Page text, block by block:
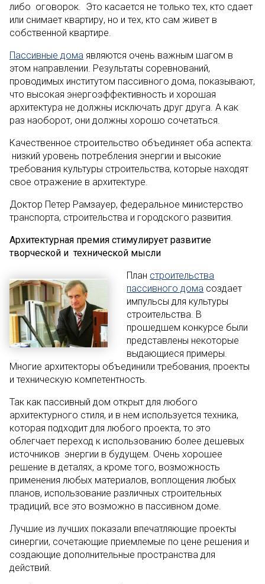
либо оговорок. Это касается не только тех, кто сдает
или снимает квартиру, но и тех, кто сам живет в
собственной квартире.
Пассивные дома являются очень важным шагом в
этом направлении. Результаты соревнований,
проводимых институтом пассивного дома, показывают,
что высокая энергоэффективность и хорошая
архитектура не должны исключать друг друга. А как
раз наоборот, они должны хорошо сочетаться.
Качественное строительство объединяет оба аспекта:
низкий уровень потребления энергии и высокие
требования культуры строительства, которые находят
свое отражение в архитектуре.
Доктор Петер Рамзауер, федеральное министерство
транспорта, строительства и городского развития.
Архитектурная премия стимулирует развитие
творческой и технической мысли
План строительства
пассивного дома создает
импульсы для культуры
строительства. В
прошедшем конкурсе были
представлены некоторые
выдающиеся примеры.
Многие архитекторы объединили требования, проекты
и техническую компетентность.
Так как пассивный дом открыт для любого
архитектурного стиля, и в нем используется техника,
которая подходит для любого проекта, то это
облегчает переход к использованию более дешевых
источников энергии в будущем. Очень хорошее
решение в деталях, а кроме того, возможность
применения любых материалов, воплощения любых
планов, использование различных строительных
традиций, все это возможно в пассивном доме.
Лучшие из лучших показали впечатляющие проекты
синергии, сочетающие приемлемые по цене решения и
создающие дополнительные пространства для
действий.